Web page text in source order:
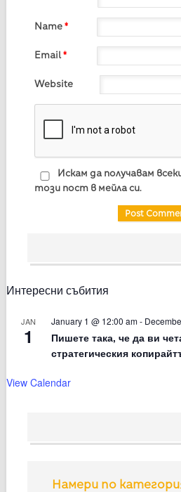
Name*
Email*
Website
Искам да получавам
този пост в мейла си.
Интересни събития
JAN
1
January 1 @ 12:00 am-
Пишете така, че да ви
стратегическия
View Calendar
Намери по